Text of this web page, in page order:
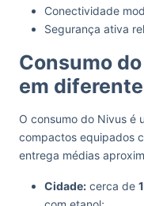
Conectividade
Segurança ativa
Consumo
em
O consumo do Nivus é
compactos equipados
entrega médias
Cidade: cerca de